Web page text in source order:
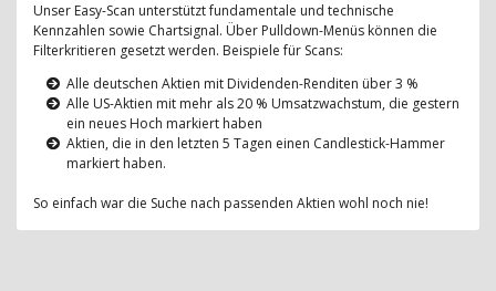
Unser Easy-Scan unterstützt fundamentale und technische
Kennzahlen sowie Chartsignal. Über Pulldown-Menüs können die
Filterkritieren gesetzt werden. Beispiele für Scans:
Alle deutschen Aktien mit Dividenden-Renditen über 3 %
Alle US-Aktien mit mehr als 20 % Umsatzwachstum, die gestern
ein neues Hoch markiert haben
Aktien, die in den letzten 5 Tagen einen Candlestick-Hammer
markiert haben.
So einfach war die Suche nach passenden Aktien wohl noch nie!